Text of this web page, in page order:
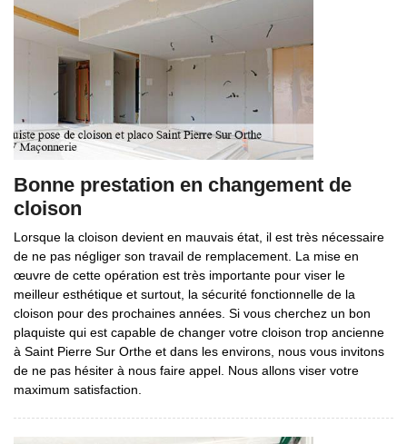
Bonne prestation en changement de
cloison
Lorsque la cloison devient en mauvais état, il est très nécessaire
de ne pas négliger son travail de remplacement. La mise en
œuvre de cette opération est très importante pour viser le
meilleur esthétique et surtout, la sécurité fonctionnelle de la
cloison pour des prochaines années. Si vous cherchez un bon
plaquiste qui est capable de changer votre cloison trop ancienne
à Saint Pierre Sur Orthe et dans les environs, nous vous invitons
de ne pas hésiter à nous faire appel. Nous allons viser votre
maximum satisfaction.